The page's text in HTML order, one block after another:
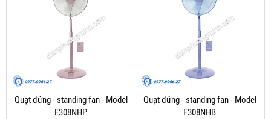
Quạt đứng - standing fan - Model
F308NHP
Quạt đứng - standing fan - Model
F308NHB